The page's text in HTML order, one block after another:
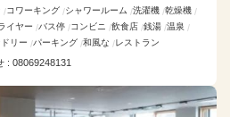
コワーキング シャワールーム 洗濯機 乾燥機
イヤー バス停 コンビニ 飲食店 銭湯 温泉
リー パーキング 和風な レストラン
: 08069248131